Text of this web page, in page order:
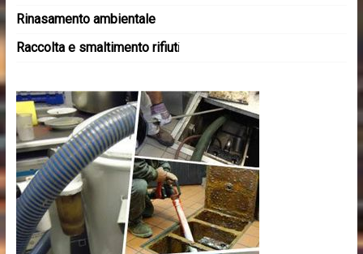
Rinasamento ambientale
Raccolta e smaltimento rifiuti